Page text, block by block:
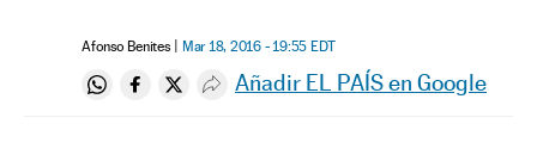
Afonso Benites Mar 18, 2016 - 19:55 EDT
Compartir en Whatsapp
Compartir en Facebook
Compartir en Twitter
Desplegar Redes Sociales
Añadir EL PAÍS en Google